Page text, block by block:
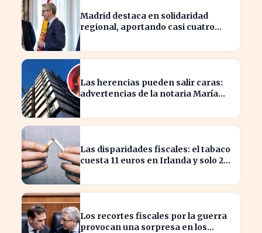
Madrid destaca en solidaridad
regional, aportando casi cuatro
Las herencias pueden salir caras:
advertencias de la notaria María
Las disparidades fiscales: el tabaco
cuesta 11 euros en Irlanda y solo 2
Los recortes fiscales por la guerra
provocan una sorpresa en los